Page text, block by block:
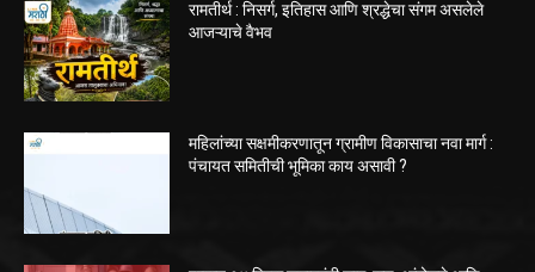
रामतीर्थ : निसर्ग, इतिहास आणि श्रद्धेचा संगम असलेले
आजऱ्याचे वैभव
महिलांच्या सक्षमीकरणातून ग्रामीण विकासाचा नवा मार्ग :
पंचायत समितीची भूमिका काय असावी ?